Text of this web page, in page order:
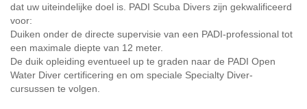
dat uw uiteindelijke doel is. PADI Scuba Divers zijn gekwalificeerd
voor:
Duiken onder de directe supervisie van een PADI-professional tot
een maximale diepte van 12 meter.
De duik opleiding eventueel up te graden naar de PADI Open
Water Diver certificering en om speciale Specialty Diver-
cursussen te volgen.